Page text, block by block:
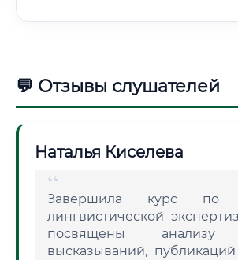
💬 Отзывы слушателей
Наталья Киселева
Завершила курс по
лингвистической
посвящены анализу
высказываний,